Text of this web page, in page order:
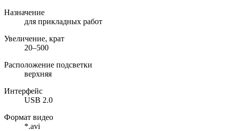
Назначение
для прикладных работ
Увеличение, крат
20–500
Расположение подсветки
верхняя
Интерфейс
USB 2.0
Формат видео
*.avi